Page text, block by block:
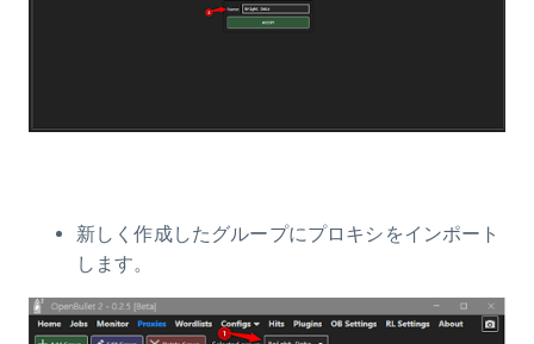
新しく作成したグループにプロキシをインポート
します。